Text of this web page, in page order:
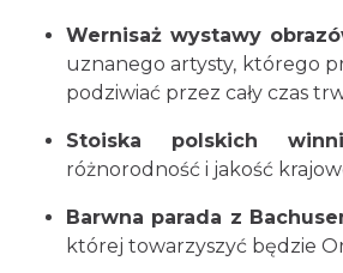
Dożynki Powiatowo-Gminne
2026
13.83 km
Wernisaż wystawy
uznanego artysty, którego
podziwiać przez cały czas
Stoiska polskich
różnorodność i jakość
Barwna parada z
której towarzyszyć będzie